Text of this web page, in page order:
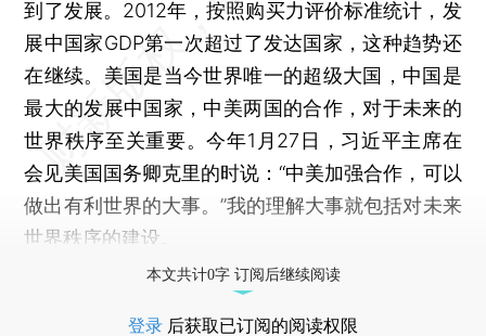
到了发展。2012年，按照购买力评价标准统计，发
展中国家GDP第一次超过了发达国家，这种趋势还
在继续。美国是当今世界唯一的超级大国，中国是
最大的发展中国家，中美两国的合作，对于未来的
世界秩序至关重要。今年1月27日，习近平主席在
会见美国国务卿克里的时说：“中美加强合作，可以
做出有利世界的大事。”我的理解大事就包括对未来
世界秩序的建设。
本文共计0字 订阅后继续阅读
登录 后获取已订阅的阅读权限